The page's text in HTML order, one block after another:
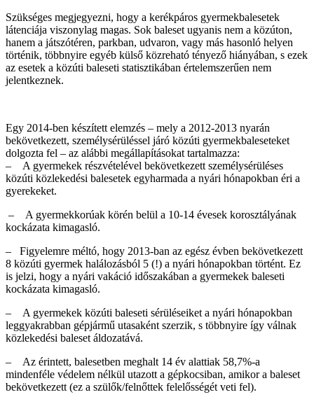
Szükséges megjegyezni, hogy a kerékpáros gyermekbalesetek
látenciája viszonylag magas. Sok baleset ugyanis nem a közúton,
hanem a játszótéren, parkban, udvaron, vagy más hasonló helyen
történik, többnyire egyéb külső közreható tényező hiányában, s ezek
az esetek a közúti baleseti statisztikában értelemszerűen nem
jelentkeznek.
Egy 2014-ben készített elemzés – mely a 2012-2013 nyarán
bekövetkezett, személysérüléssel járó közúti gyermekbaleseteket
dolgozta fel – az alábbi megállapításokat tartalmazza:
– A gyermekek részvételével bekövetkezett személysérüléses
közúti közlekedési balesetek egyharmada a nyári hónapokban éri a
gyerekeket.
– A gyermekkorúak körén belül a 10-14 évesek korosztályának
kockázata kimagasló.
– Figyelemre méltó, hogy 2013-ban az egész évben bekövetkezett
8 közúti gyermek halálozásból 5 (!) a nyári hónapokban történt. Ez
is jelzi, hogy a nyári vakáció időszakában a gyermekek baleseti
kockázata kimagasló.
– A gyermekek közúti baleseti sérüléseiket a nyári hónapokban
leggyakrabban gépjármű utasaként szerzik, s többnyire így válnak
közlekedési baleset áldozatává.
– Az érintett, balesetben meghalt 14 év alattiak 58,7%-a
mindenféle védelem nélkül utazott a gépkocsiban, amikor a baleset
bekövetkezett (ez a szülők/felnőttek felelősségét veti fel).